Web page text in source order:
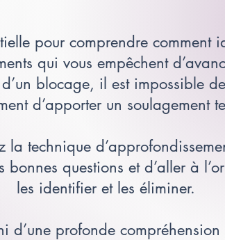
pour comprendre comment
qui vous empêchent
blocage, il est impossible
d’apporter un soulagement
la technique
bonnes questions et d’aller à
les identifier et les éliminer.
d’une profonde